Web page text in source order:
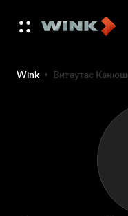
Wink Витаутас